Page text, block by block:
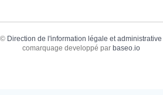
© Direction de l'information légale et administrative
comarquage developpé par baseo.io